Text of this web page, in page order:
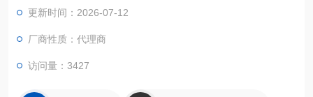
率低的问题，用户无需再花费几个小时甚至是数十个小时等待一
更新时间：2026-07-12
厂商性质：代理商
访问量：3427